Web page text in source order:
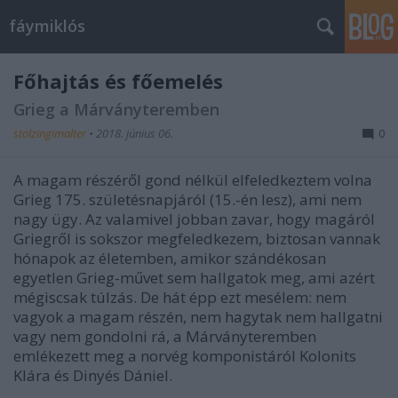
fáymiklós
Főhajtás és főemelés
Grieg a Márványteremben
stolzingimalter • 2018. június 06. 0
A magam részéről gond nélkül elfeledkeztem volna
Grieg 175. születésnapjáról (15.-én lesz), ami nem
nagy ügy. Az valamivel jobban zavar, hogy magáról
Griegről is sokszor megfeledkezem, biztosan vannak
hónapok az életemben, amikor szándékosan
egyetlen Grieg-művet sem hallgatok meg, ami azért
mégiscsak túlzás. De hát épp ezt mesélem: nem
vagyok a magam részén, nem hagytak nem hallgatni
vagy nem gondolni rá, a Márványteremben
emlékezett meg a norvég komponistáról Kolonits
Klára és Dinyés Dániel.